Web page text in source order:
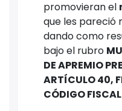
promovieran el
que les pareció
dando como
bajo el rubro
DE APREMIO
ARTÍCULO 40,
CÓDIGO